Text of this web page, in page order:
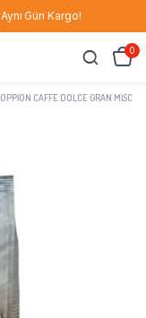
Aynı Gün Kargo!
0
CAFFE DOLCE GRAN